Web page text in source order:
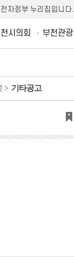
자정부 누리집입니다.
시의회 부천관광
> 기타공고